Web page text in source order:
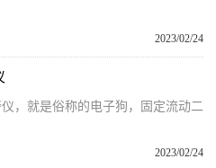
2023/02/24
，就是俗称的电子狗，固定流动二
2023/02/24